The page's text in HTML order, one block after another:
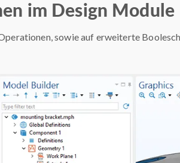
im Design Module
sowie auf erweiterte